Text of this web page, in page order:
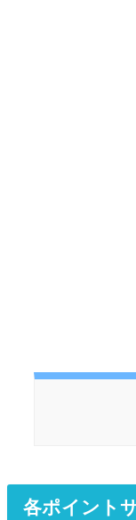
各ポイント